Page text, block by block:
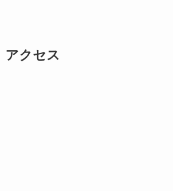
アクセス